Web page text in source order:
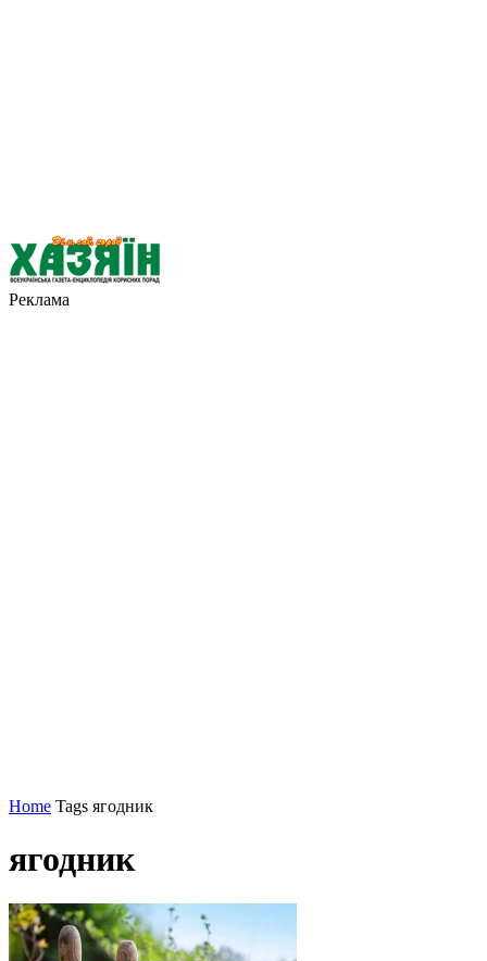
Реклама
Home Tags ягодник
ягодник